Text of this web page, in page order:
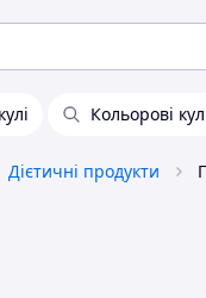
Кольорові
Дієтичні продукти